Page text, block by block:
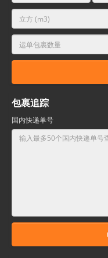
包裹追踪
国内快递单号